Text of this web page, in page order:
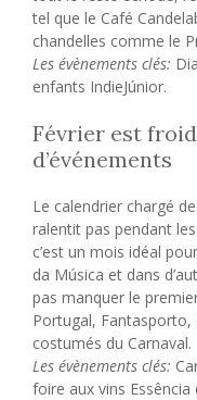
tel que le Café
chandelles comme le
Les évènements clés:
enfants IndieJúnior.
Février est
d’événements
Le calendrier chargé
ralentit pas pendant
c’est un mois idéal
da Música et dans
pas manquer le
Portugal, Fantasporto,
costumés du Carnaval.
Les évènements clés:
foire aux vins Essência